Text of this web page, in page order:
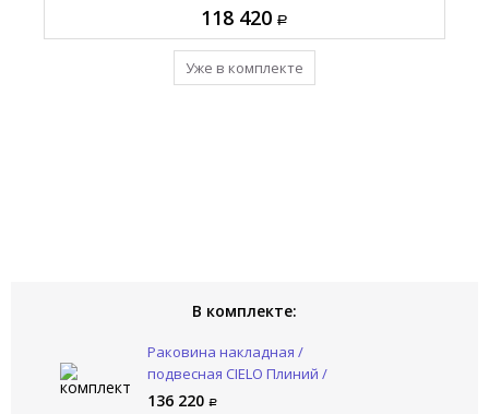
118 420
Уже в комплекте
136 220
Уже в комплекте
В комплекте:
Раковина накладная /
подвесная CIELO Плиний /
PLINIO PNLA115SF AV
136 220